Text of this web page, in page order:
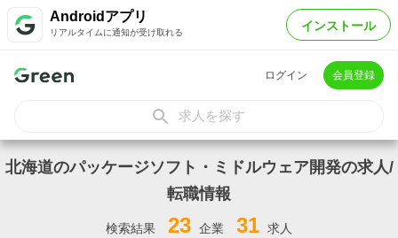
Androidアプリ
リアルタイムに通知が受け取れる インストール
ログイン 会員登録
求人を探す
北海道のパッケージソフト・ミドルウェア開発の求人/
転職情報
検索結果 23 企業 31 求人